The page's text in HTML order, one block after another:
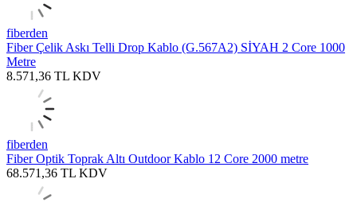
fiberden
Fiber Çelik Askı Telli Drop Kablo (G.567A2) SİYAH 2 Core 1000
Metre
8.571,36 TL KDV
fiberden
Fiber Optik Toprak Altı Outdoor Kablo 12 Core 2000 metre
68.571,36 TL KDV